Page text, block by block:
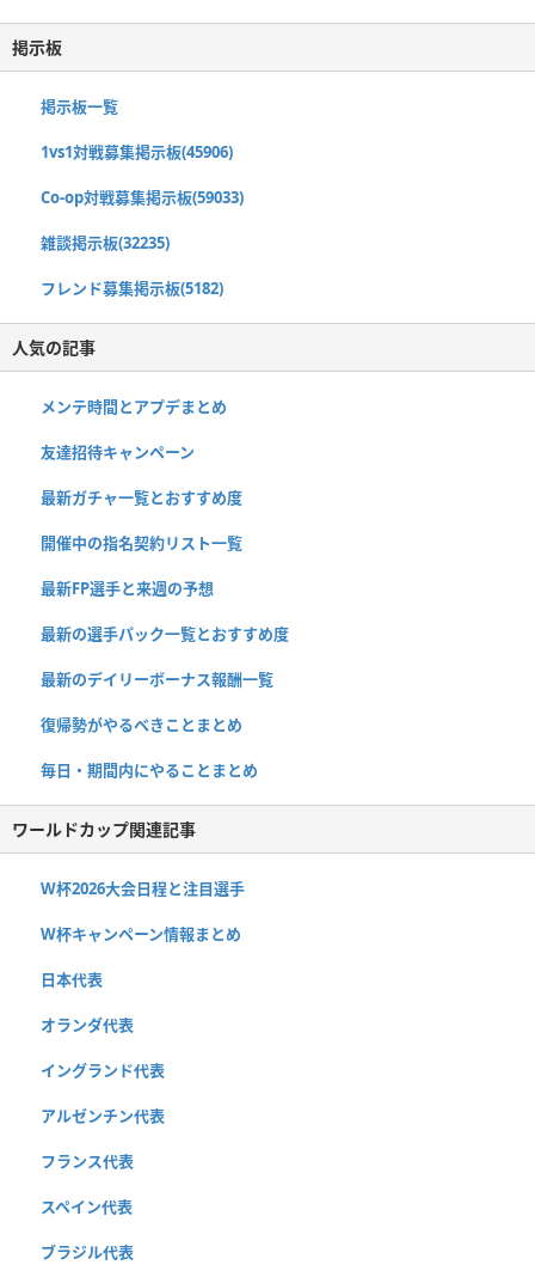
掲示板
掲示板一覧
1vs1対戦募集掲示板(45906)
Co-op対戦募集掲示板(59033)
雑談掲示板(32235)
フレンド募集掲示板(5182)
人気の記事
メンテ時間とアプデまとめ
友達招待キャンペーン
最新ガチャ一覧とおすすめ度
開催中の指名契約リスト一覧
最新FP選手と来週の予想
最新の選手パック一覧とおすすめ度
最新のデイリーボーナス報酬一覧
復帰勢がやるべきことまとめ
毎日・期間内にやることまとめ
ワールドカップ関連記事
W杯2026大会日程と注目選手
W杯キャンペーン情報まとめ
日本代表
オランダ代表
イングランド代表
アルゼンチン代表
フランス代表
スペイン代表
ブラジル代表